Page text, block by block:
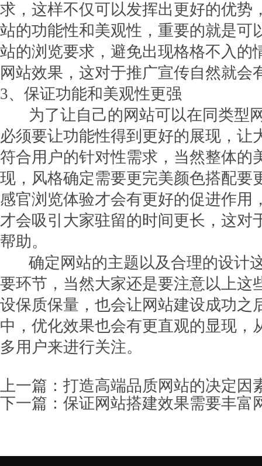
求，这样不仅可以发挥出更好的优势
站的功能性和美观性，重要的就是可
站的浏览要求，避免出现格格不入的
网站效果，这对于推广宣传自然就会
3、保证功能和美观性更强
为了让自己的网站可以在同类型
必须要让功能性得到更好的展现，让
符合用户的针对性需求，当然整体的
现，风格确定需要更完美颜色搭配要
感官浏览体验才会有更好的促进作用
才会吸引大家驻留的时间更长，这对
帮助。
确定网站的主题以及合理的设计
要环节，当然大家还是要注意以上这
设保质保量，也会让网站建设成功之
中，优化效果也会有更直观的显现，
多用户来进行关注。
上一篇： 打造高端品质网站的决定因
下一篇： 保证网站搭建效果需要丰富